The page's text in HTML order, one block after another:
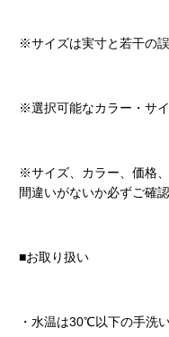
※サイズは実寸と若干の
※選択可能なカラー・サ
※サイズ、カラー、価格
間違いがないか必ずご確認
■お取り扱い
・水温は30℃以下の手洗